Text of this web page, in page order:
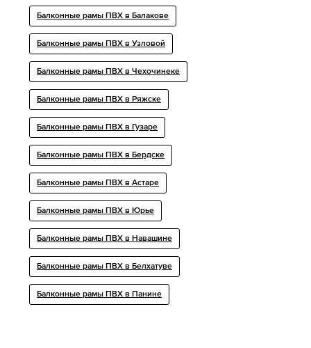
Балконные рамы ПВХ в Балакове
Балконные рамы ПВХ в Узловой
Балконные рамы ПВХ в Чехочинеке
Балконные рамы ПВХ в Ряжске
Балконные рамы ПВХ в Гузаре
Балконные рамы ПВХ в Бердске
Балконные рамы ПВХ в Астаре
Балконные рамы ПВХ в Юрье
Балконные рамы ПВХ в Навашине
Балконные рамы ПВХ в Белхатуве
Балконные рамы ПВХ в Панине